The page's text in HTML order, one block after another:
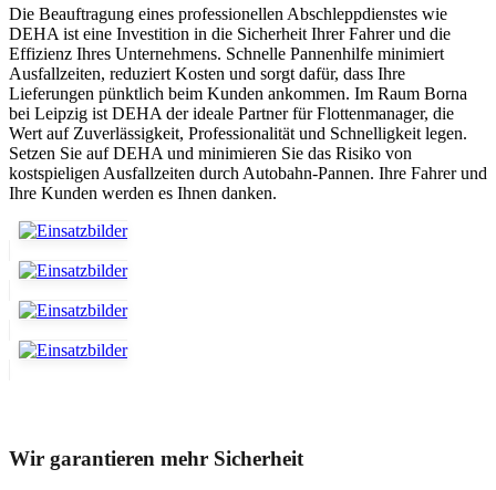
Die Beauftragung eines professionellen Abschleppdienstes wie
DEHA ist eine Investition in die Sicherheit Ihrer Fahrer und die
Effizienz Ihres Unternehmens. Schnelle Pannenhilfe minimiert
Ausfallzeiten, reduziert Kosten und sorgt dafür, dass Ihre
Lieferungen pünktlich beim Kunden ankommen. Im Raum Borna
bei Leipzig ist DEHA der ideale Partner für Flottenmanager, die
Wert auf Zuverlässigkeit, Professionalität und Schnelligkeit legen.
Setzen Sie auf DEHA und minimieren Sie das Risiko von
kostspieligen Ausfallzeiten durch Autobahn-Pannen. Ihre Fahrer und
Ihre Kunden werden es Ihnen danken.
Wir garantieren mehr Sicherheit